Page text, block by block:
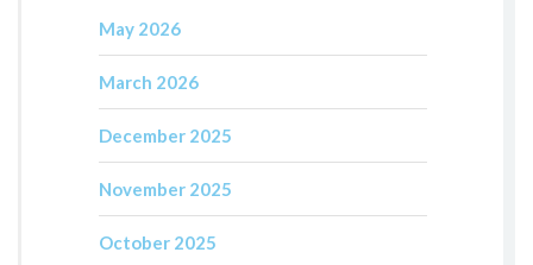
May 2026
March 2026
December 2025
November 2025
October 2025